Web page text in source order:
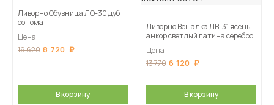
Ливорно Обувница ЛО-30 дуб
сонома
Цена
19 620 8 720
В корзину
Ливорно Вешалка ЛВ-31 ясень
анкор светлый патина серебро
Цена
13 770 6 120
В корзину